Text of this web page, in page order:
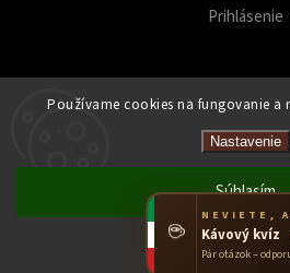
Používame cookies na fungovanie a
Nastavenie
Odmietnuť
Súhlasím
Prihlásenie
Caffeitaliano.
Upraviť
☕ NEVIETE,
Kávový kvíz
Pár otázok –